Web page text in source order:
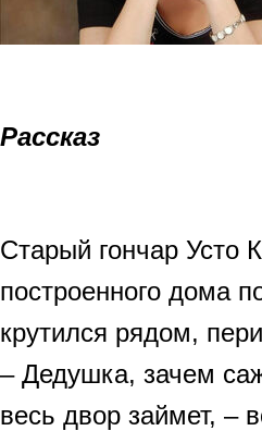
Рассказ
Старый гончар Усто
построенного дома
крутился рядом,
– Дедушка, зачем
весь двор займет, –